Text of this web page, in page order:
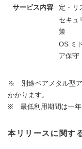
サービス内容
定・リ
セキュ
策
OS ミ
ア保守
※ 別途ベアメタル型ア
かかります。
※ 最低利用期間は一年
本リリースに関す